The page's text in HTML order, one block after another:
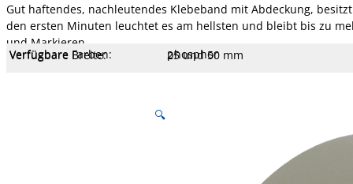
Gut haftendes, nachleutendes Klebeband mit Abdeckung,
den ersten Minuten leuchtet es am hellsten und bleibt bis zu
und Markieren
Träger:
Hart PVC-Folie
Trägerstärke: 160 µm
Gesamtstärke: 360 µm
Klebertyp: Acrylat LM
Klebekraft: 7,9 N/cm
Temperatur: 80 °C
Kern Typ: Pappe
Kern Ø mm: 76 mm
Verfügbare Längen: 10 m
Verfügbare Breite: 25 und 50 mm
Verfügbare Farben: phosphor
🔍